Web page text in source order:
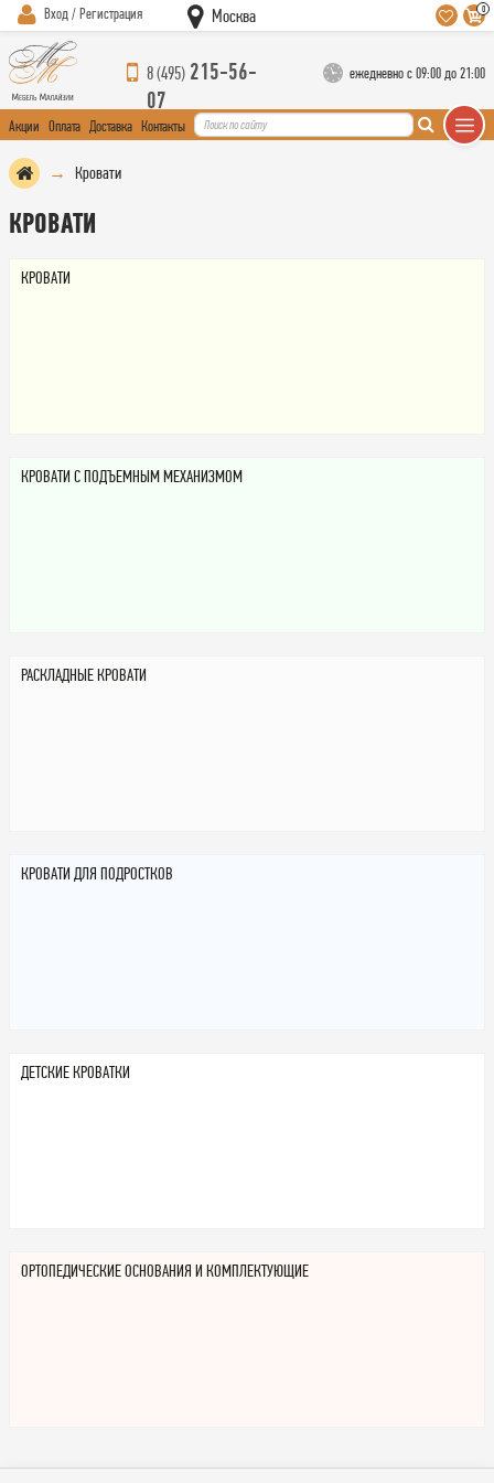
Вход / Регистрация Москва 0
8 (495) 215-56-
07
ежедневно с 09:00 до 21:00
Акции Оплата Доставка Контакты
Кровати
КРОВАТИ
КРОВАТИ
КРОВАТИ С ПОДЪЕМНЫМ МЕХАНИЗМОМ
РАСКЛАДНЫЕ КРОВАТИ
КРОВАТИ ДЛЯ ПОДРОСТКОВ
ДЕТСКИЕ КРОВАТКИ
ОРТОПЕДИЧЕСКИЕ ОСНОВАНИЯ И КОМПЛЕКТУЮЩИЕ